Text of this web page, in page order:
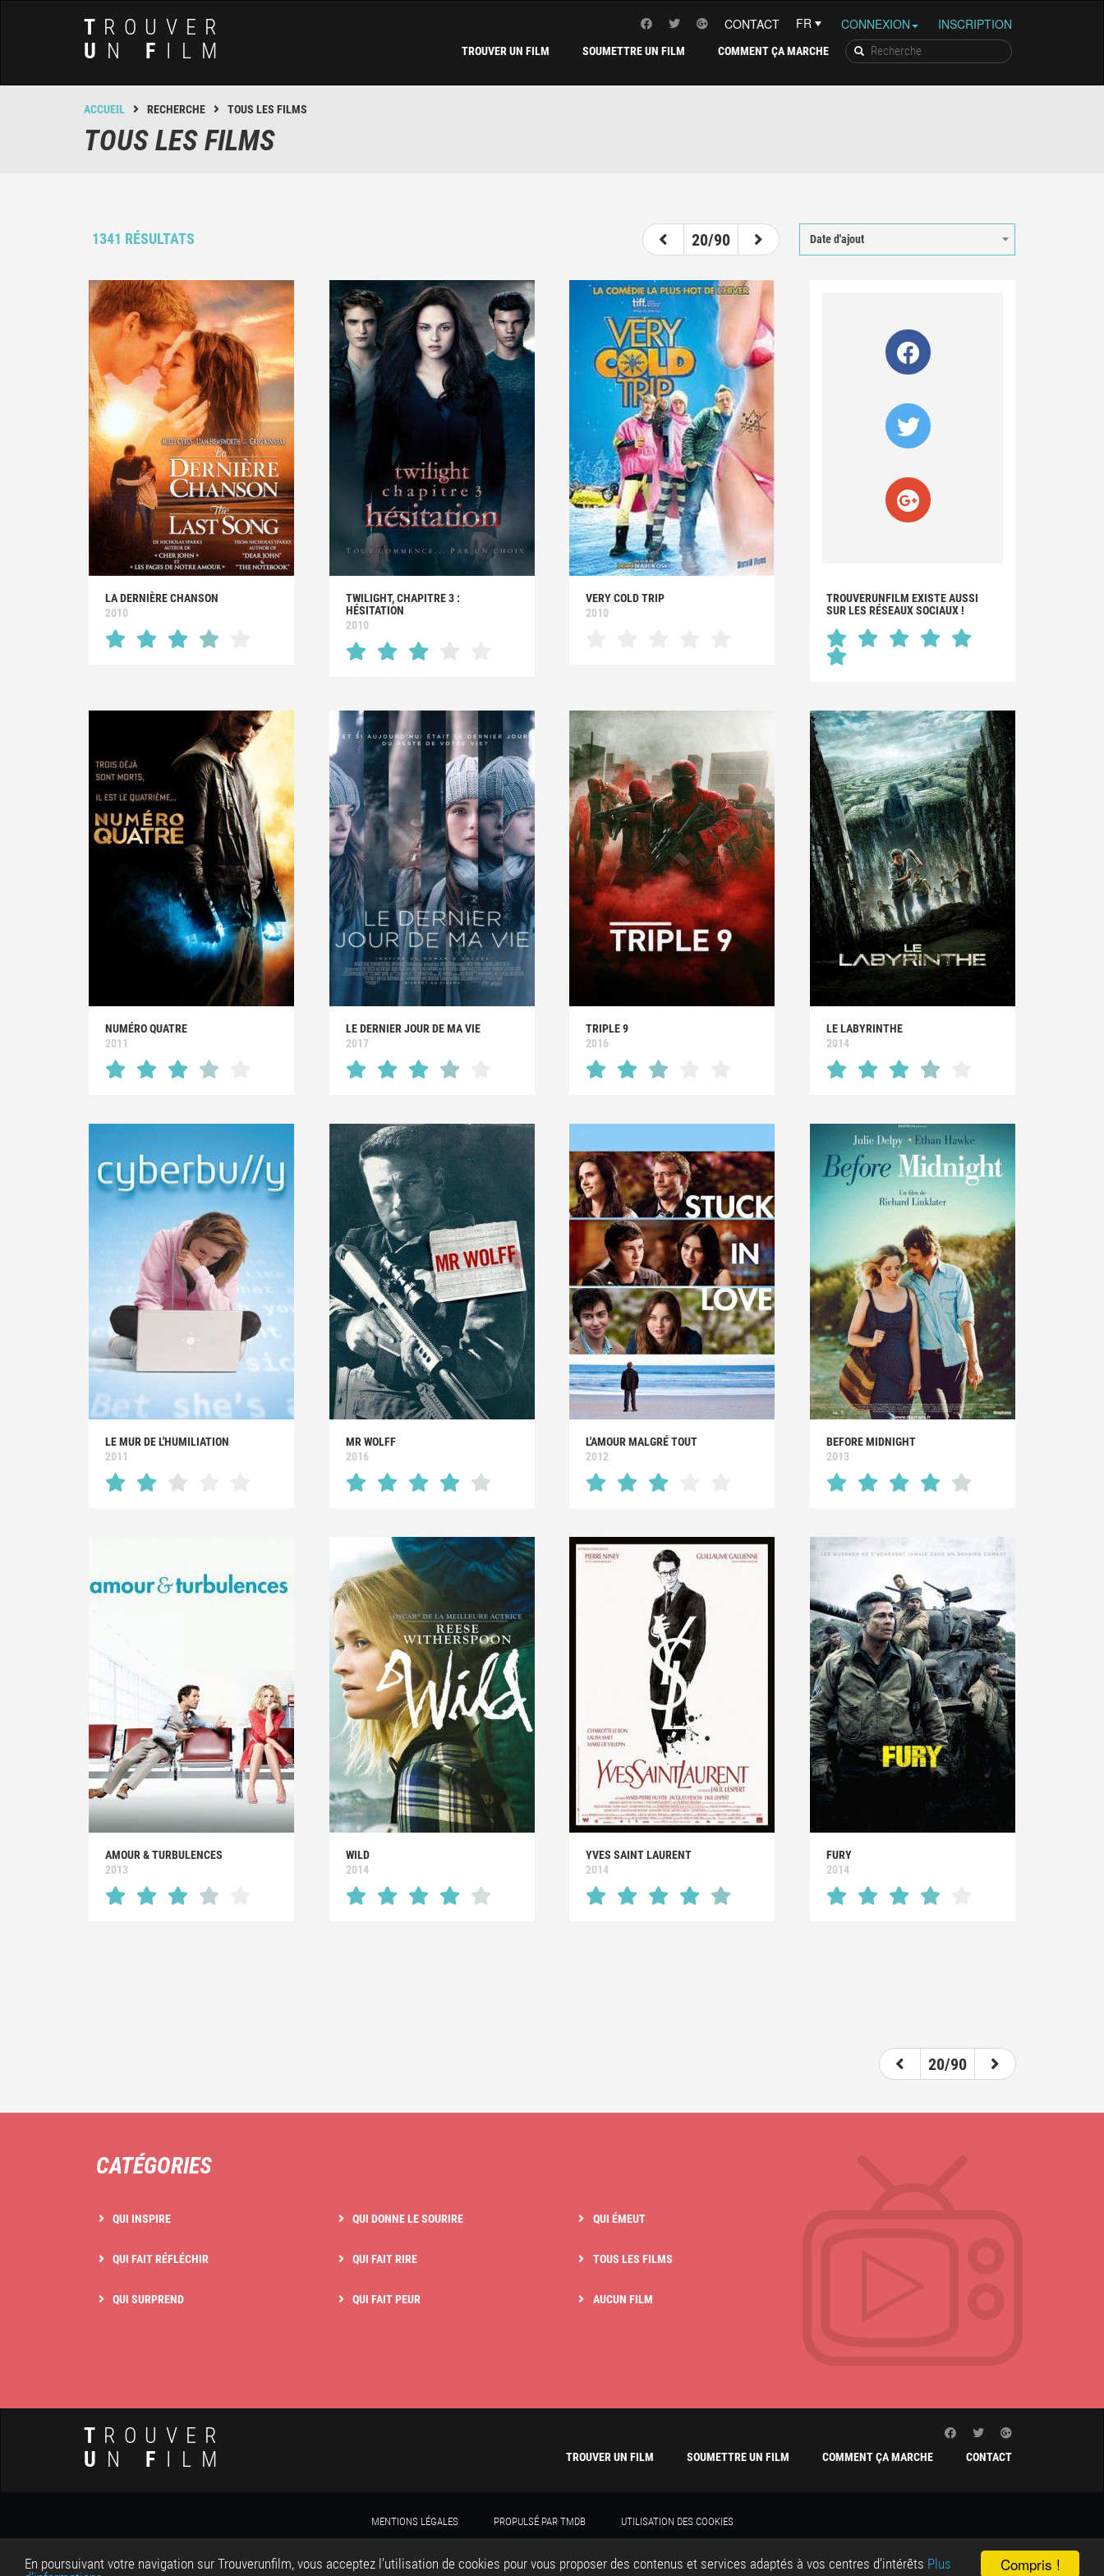
Compris !
En poursuivant votre navigation sur Trouverunfilm, vous acceptez l’utilisation de cookies pour vous proposer des contenus et services adaptés à vos centres d’intérêts Plus
T ROUVER
U N F ILM
CONNEXION INSCRIPTION
CONTACT
COMMENT ÇA MARCHE
SOUMETTRE UN FILM
TROUVER UN FILM
ACCUEIL RECHERCHE TOUS LES FILMS
TOUS LES FILMS
1341 RÉSULTATS
20/90
Date d'ajout
LA DERNIÈRE CHANSON
2010
TWILIGHT, CHAPITRE 3 :
HÉSITATION
2010
VERY COLD TRIP
2010
TROUVERUNFILM EXISTE AUSSI
SUR LES RÉSEAUX SOCIAUX !
NUMÉRO QUATRE
2011
LE DERNIER JOUR DE MA VIE
2017
TRIPLE 9
2016
LE LABYRINTHE
2014
LE MUR DE L'HUMILIATION
2011
MR WOLFF
2016
L'AMOUR MALGRÉ TOUT
2012
BEFORE MIDNIGHT
2013
AMOUR & TURBULENCES
2013
WILD
2014
YVES SAINT LAURENT
2014
FURY
2014
20/90
CATÉGORIES
QUI INSPIRE
QUI FAIT RÉFLÉCHIR
QUI SURPREND
QUI DONNE LE SOURIRE
QUI FAIT RIRE
QUI FAIT PEUR
QUI ÉMEUT
TOUS LES FILMS
AUCUN FILM
T ROUVER
U N F ILM CONTACT
COMMENT ÇA MARCHE
SOUMETTRE UN FILM
TROUVER UN FILM
MENTIONS LÉGALES PROPULSÉ PAR TMDB
UTILISATION DES COOKIES